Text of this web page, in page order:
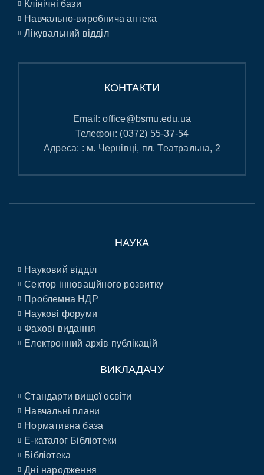
Клінічні бази
Навчально-виробнича аптека
Лікувальний відділ
КОНТАКТИ
Email:office@bsmu.edu.ua
Телефон: (0372) 55-37-54
Адреса: : м. Чернівці, пл. Театральна, 2
НАУКА
Науковий відділ
Сектор інноваційного розвитку
Проблемна НДР
Наукові форуми
Фахові видання
Електронний архів публікацій
ВИКЛАДАЧУ
Стандарти вищої освіти
Навчальні плани
Нормативна база
E-каталог Бібліотеки
Бібліотека
Дні народження